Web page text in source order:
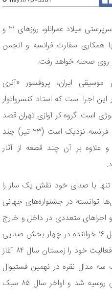
کنسرت گروه «کر آوازی تهران» به سرپرستی میلاد عمرانلو، روزهای ۲۱ و
با همکاری سفارت فرانسه و انجمن
روی صحنه خواهد رفت.
ایران، پروفسور «آنری
اجرا است که استاد کنسرواتوار
است. گروه کر آوازی تهران قصد
دارد در این کنسرت که به روز ملی فرانسه نزدیک است (۲۳ تیر) چند
علاوه بر آن چند قطعه از آثار
تنها با صدای خود نقش یک ساز را
توانسته در جشنواره‌های جهانی
متعددی در داخل و خارج
از کشور داشته باشد. این گروه شامل ۱۶ خواننده در چهار بخش صدایی
سوپرانو، آلتو، تنور و باس است که فعالیت خود را زمستان سال ۸۴ آغاز
مدال نقره در نهمین فستیوال
جهانی گروه‌های کُر در شهر سوچی روسیه شد و اواخر سال ۸۵ سبک